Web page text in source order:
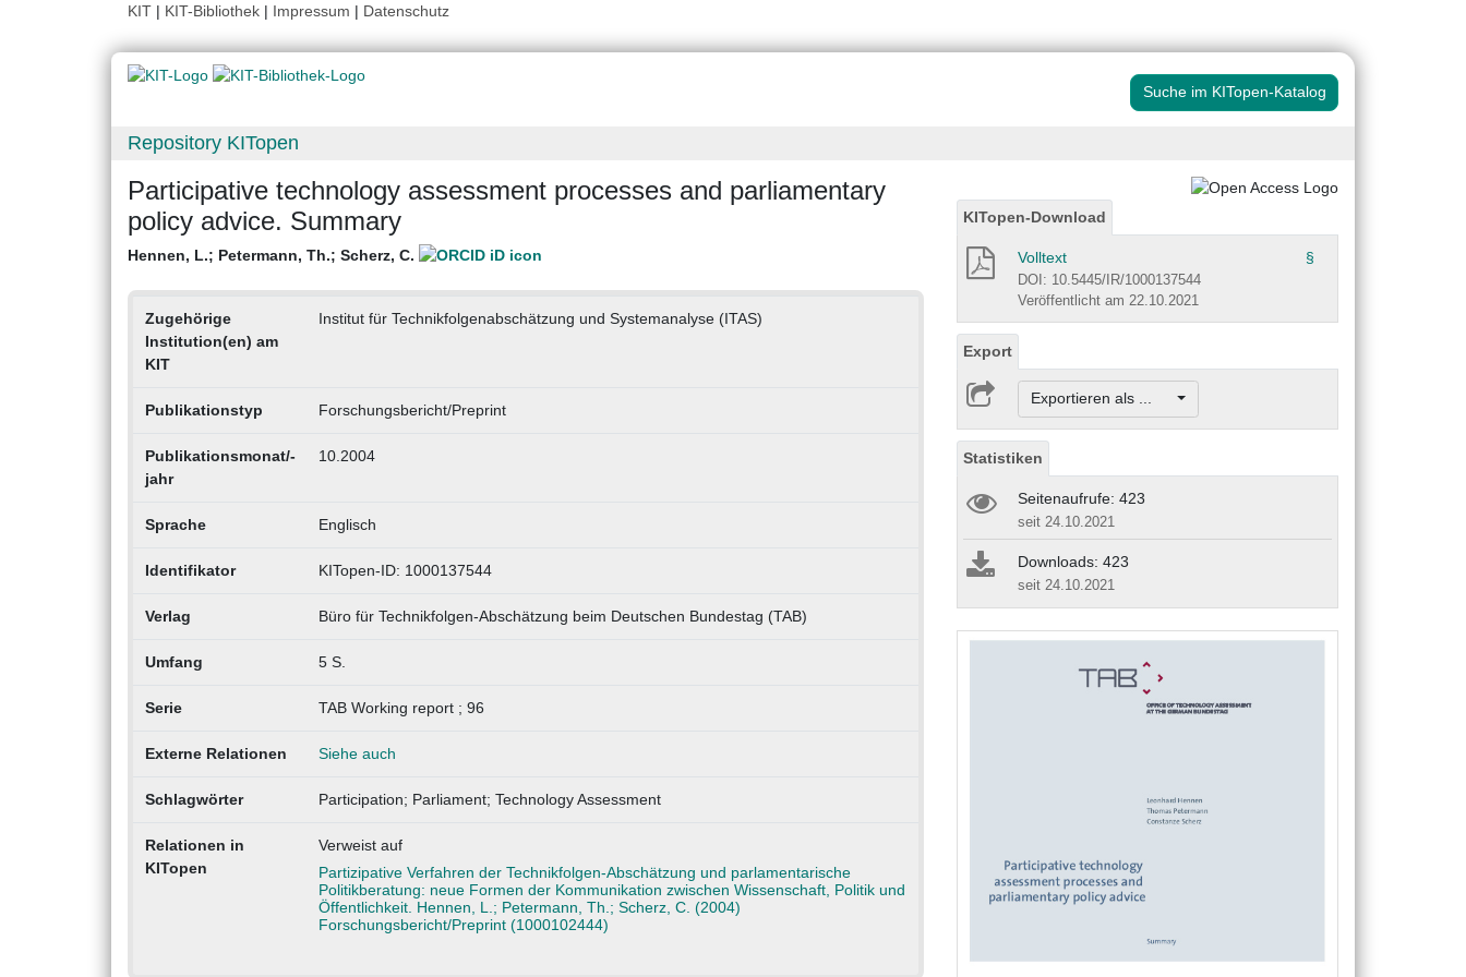
KIT | KIT-Bibliothek | Impressum | Datenschutz
Suche im KITopen-Katalog
Repository KITopen
Participative technology assessment processes and parliamentary
policy advice. Summary
Hennen, L.; Petermann, Th.; Scherz, C.
Zugehörige
Institution(en) am
KIT
Institut für Technikfolgenabschätzung und Systemanalyse (ITAS)
Publikationstyp Forschungsbericht/Preprint
Publikationsmonat/-
jahr
10.2004
Sprache Englisch
Identifikator KITopen-ID: 1000137544
Verlag Büro für Technikfolgen-Abschätzung beim Deutschen Bundestag (TAB)
Umfang 5 S.
Serie TAB Working report ; 96
Externe Relationen Siehe auch
Schlagwörter Participation; Parliament; Technology Assessment
Relationen in
KITopen
Verweist auf
Partizipative Verfahren der Technikfolgen-Abschätzung und parlamentarische
Politikberatung: neue Formen der Kommunikation zwischen Wissenschaft, Politik und
Öffentlichkeit. Hennen, L.; Petermann, Th.; Scherz, C. (2004)
Forschungsbericht/Preprint (1000102444)
KITopen-Download
Volltext §
DOI: 10.5445/IR/1000137544
Veröffentlicht am 22.10.2021
Export
Exportieren als ...
Statistiken
Seitenaufrufe: 423
seit 24.10.2021
Downloads: 423
seit 24.10.2021